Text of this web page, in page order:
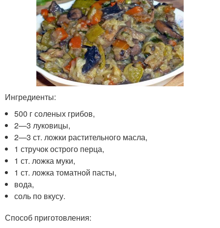
Ингредиенты:
500 г соленых грибов,
2—3 луковицы,
2—3 ст. ложки растительного масла,
1 стручок острого перца,
1 ст. ложка муки,
1 ст. ложка томатной пасты,
вода,
соль по вкусу.
Способ приготовления: